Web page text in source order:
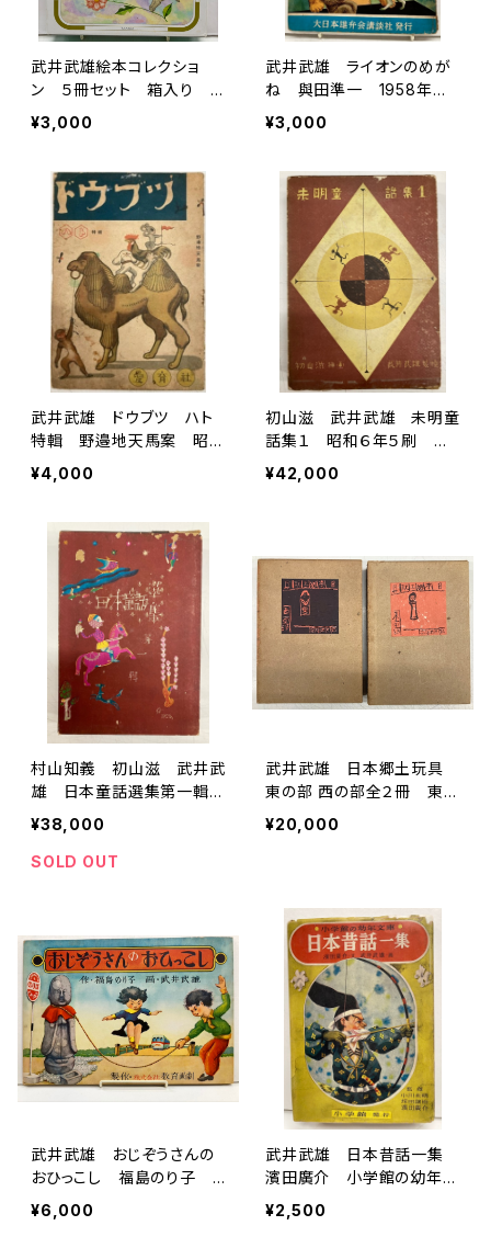
武井武雄絵本コレクショ
ン ５冊セット 箱入り 2
014年 フレーベル館
¥3,000
武井武雄 ライオンのめが
ね 與田準一 1958年
初版 大日本雄弁会講談社
¥3,000
武井武雄 ドウブツ ハト
特輯 野邉地天馬案 昭和
22年（1947） 愛育社
¥4,000
初山滋 武井武雄 未明童
話集１ 昭和６年５刷
函 丸善刊
¥42,000
村山知義 初山滋 武井武
雄 日本童話選集第一輯
昭和２年２刷（1927） 丸善
株式会社刊
¥38,000
SOLD OUT
武井武雄 日本郷土玩具
東の部 西の部全２冊 東の
部1930年再版 西の部193
0年初版 函 地平社書房
¥20,000
武井武雄 おじぞうさんの
おひっこし 福島のり子
紙芝居 1960年（昭35）
教育画劇刊
¥6,000
武井武雄 日本昔話一集
濱田廣介 小学館の幼年文
庫 昭和32年 小学館刊
¥2,500